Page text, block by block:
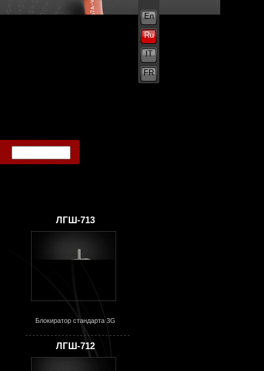
En
Ru
IT
FR
ЛГШ-713
Блокиратор стандарта 3G
ЛГШ-712